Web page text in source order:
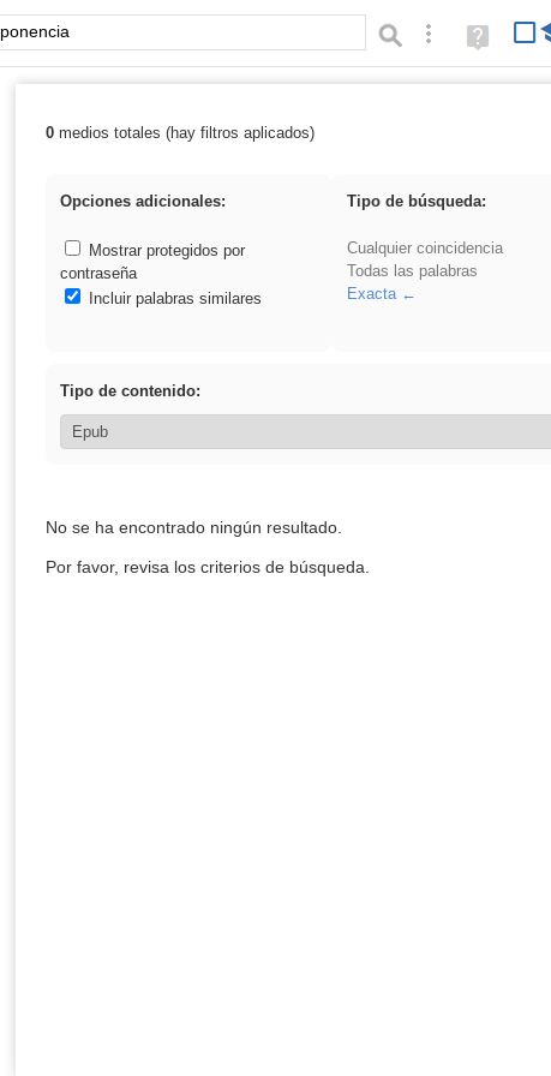
Palabra o frase: Búsqueda avanzada
Ayuda
(en
Resultados de: ponencia
0medios totales (hay filtros aplicados)
Opciones adicionales:
Mostrar protegidos por
contraseña
Incluir palabras similares
Tipo de búsqueda:
Cualquier coincidencia
Todas las palabras
Exacta
Tipo de contenido:
No se ha encontrado ningún resultado.
Por favor, revisa los criterios de búsqueda.